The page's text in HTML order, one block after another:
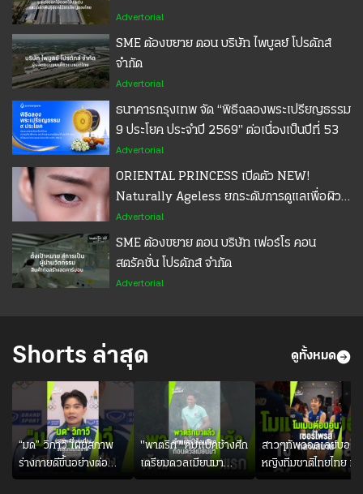
Advertorial
SME ต้องขยาย ตอน บริษัท ไพบูลย์ โปรดักส์
จำกัด
Advertorial
ธนาคารกรุงเทพ จัด “พิธีฉลองพระเปรียญธรรม
9 ประโยค ประจำปี 2569” ต่อเนื่องเป็นปีที่ 53
Advertorial
ORIENTAL PRINCESS เปิดตัว NEW!
Naturally Ageless ยกระดับการดูแลเพื่อผิว
อ่อนเยาว์แบบครบมิติ
Advertorial
SME ต้องขยาย ตอน บริษัท เฟอร์โร คอน
สตรัคชั่น โปรดักส์ จำกัด
Advertorial
Shorts ล่าสุด ดูทั้งหมด
“มด” วิภาวี เผยสภาพ
ร่างกายดีขึ้นอย่างต่อ
เนื่อง พร้อมพยายามลง
"พาตริก" คัมแบ็คช้างศึก
เตรียมดวลเมียนมา
อาเซียน คัพ 2026
สาวๆทัพวอลเลย์บอล
หญิงทีมชาติไทยไทย ม
ดอกกุหลาบ เซอร์ไพรส์